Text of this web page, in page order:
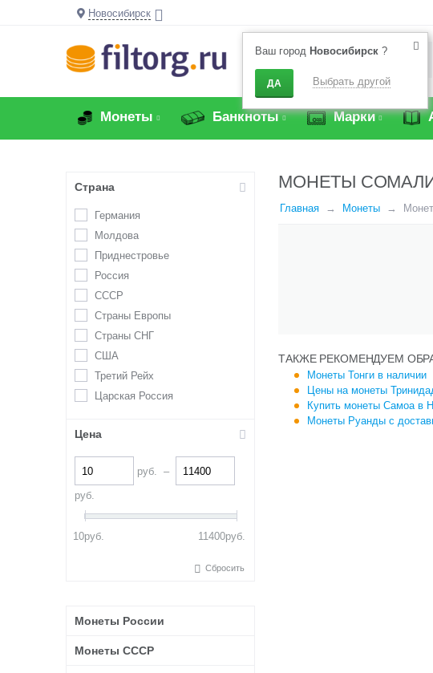
Новосибирск
Ваш город Новосибирск ?
ДА Выбрать другой
Монеты Банкноты Марки
МОНЕТЫ
Главная Монеты
ТАКЖЕ РЕКОМЕНДУЕМ
Монеты Тонги в наличии
Цены на монеты
Купить монеты Самоа в
Монеты Руанды с
Страна
Германия
Молдова
Приднестровье
Россия
СССР
Страны Европы
Страны СНГ
США
Третий Рейх
Царская Россия
Цена
руб. –
руб.
10руб. 11400руб.
Сбросить
Монеты России
Монеты СССР